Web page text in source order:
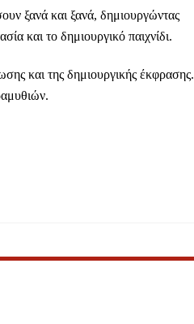
ξανά και ξανά, δημιουργώντας
και το δημιουργικό παιχνίδι.
και της δημιουργικής έκφρασης.